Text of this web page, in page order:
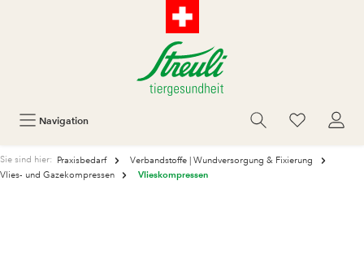
Navigation
Sie sind hier: Praxisbedarf
Verbandstoffe | Wundversorgung & Fixierung
Vlies- und Gazekompressen
Vlieskompressen